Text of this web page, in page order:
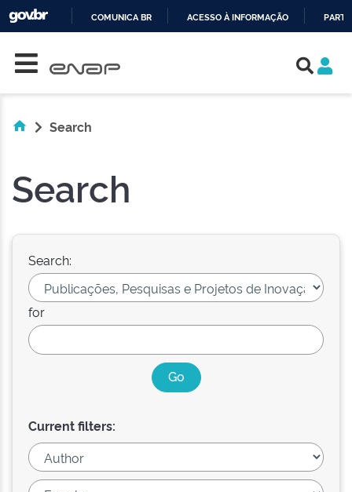
COMUNICA BR ACESSO À INFORMAÇÃO
Search
Search
Search:
for
Current filters: